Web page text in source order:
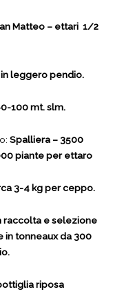
Matteo – ettari 1/2
leggero pendio.
100 mt. slm.
Spalliera – 3500
piante per ettaro
3-4 kg per ceppo.
raccolta e selezione
in tonneaux da 300
riposa